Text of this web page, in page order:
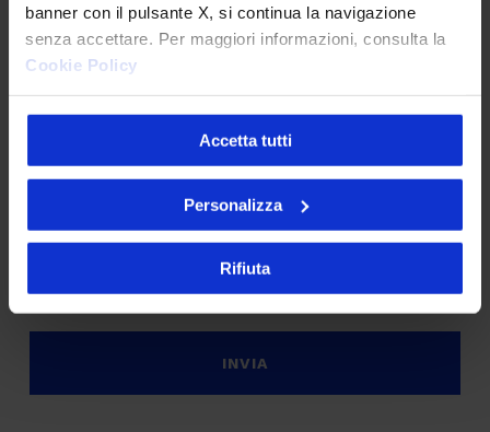
banner con il pulsante X, si continua la navigazione
senza accettare. Per maggiori informazioni, consulta la
Cookie Policy
Accetta tutti
Personalizza
Rifiuta
PRIVACY *
Verifica di essere un umano